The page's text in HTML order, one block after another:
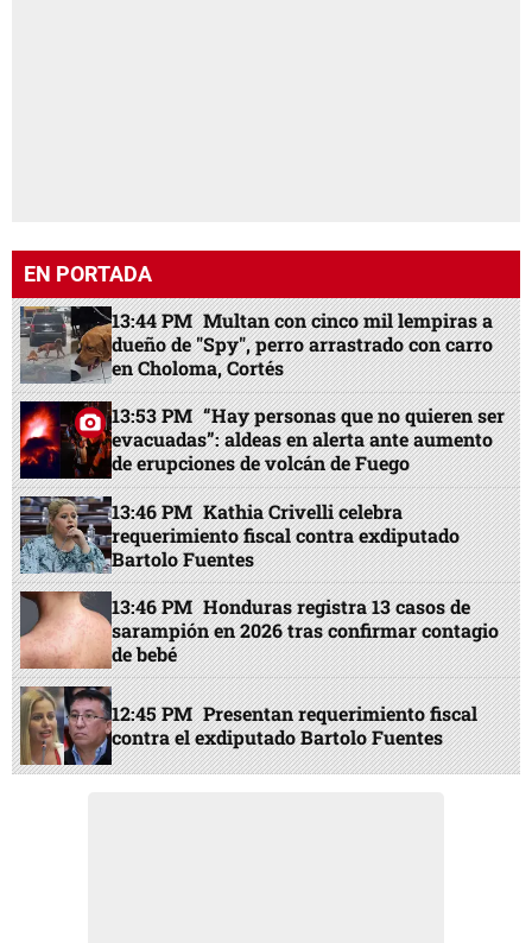
EN PORTADA
13:44 PM Multan con cinco mil lempiras a
dueño de "Spy", perro arrastrado con carro
en Choloma, Cortés
13:53 PM “Hay personas que no quieren ser
evacuadas”: aldeas en alerta ante aumento
de erupciones de volcán de Fuego
13:46 PM Kathia Crivelli celebra
requerimiento fiscal contra exdiputado
Bartolo Fuentes
13:46 PM Honduras registra 13 casos de
sarampión en 2026 tras confirmar contagio
de bebé
12:45 PM Presentan requerimiento fiscal
contra el exdiputado Bartolo Fuentes